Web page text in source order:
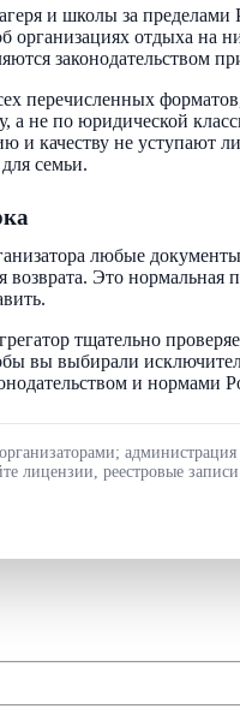
и школы за пределами
организациях отдыха на
законодательством
перечисленных
а не по юридической
и качеству не уступают
семьи.
любые
Это нормальная
тщательно
вы выбирали
и нормами
лицензии, реестровые